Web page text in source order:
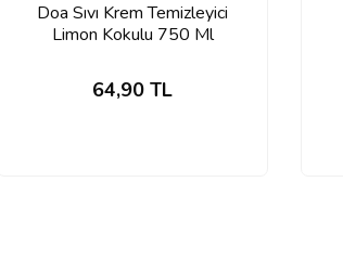
Doa Sıvı Krem Temizleyici
Limon Kokulu 750 Ml
64,90 TL